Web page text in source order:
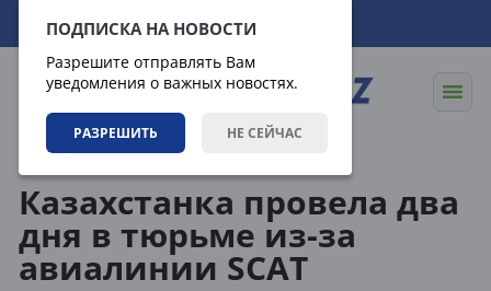
ПОДПИСКА НА НОВОСТИ
Разрешите отправлять Вам
уведомления о важных новостях.
РАЗРЕШИТЬ НЕ СЕЙЧАС
08.08.2026 04:16:37
Казахстанка провела два
дня в тюрьме из-за
авиалинии SCAT